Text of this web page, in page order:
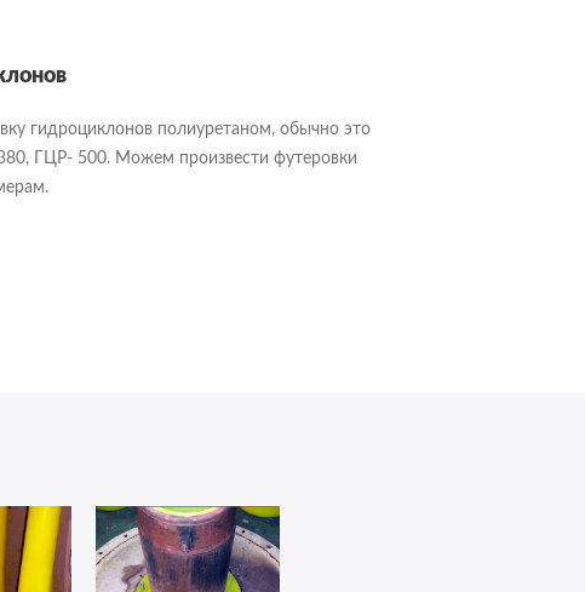
гидроциклонов полиуретаном, обычно это
ГЦР- 500. Можем произвести футеровки